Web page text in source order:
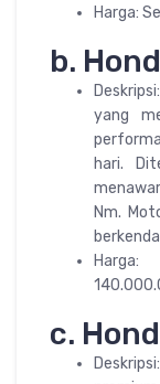
Harga:
b.
yang
hari.
Nm.
c.